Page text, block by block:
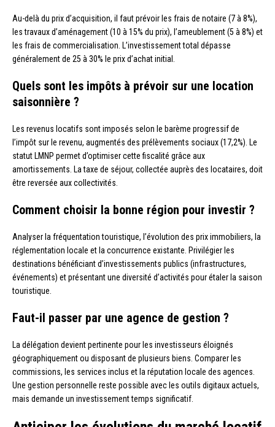
Au-delà du prix d’acquisition, il faut prévoir les frais de notaire (7 à 8%),
les travaux d’aménagement (10 à 15% du prix), l’ameublement (5 à 8%) et
les frais de commercialisation. L’investissement total dépasse
généralement de 25 à 30% le prix d’achat initial.
Quels sont les impôts à prévoir sur une location
saisonnière ?
Les revenus locatifs sont imposés selon le barème progressif de
l’impôt sur le revenu, augmentés des prélèvements sociaux (17,2%). Le
statut LMNP permet d’optimiser cette fiscalité grâce aux
amortissements. La taxe de séjour, collectée auprès des locataires, doit
être reversée aux collectivités.
Comment choisir la bonne région pour investir ?
Analyser la fréquentation touristique, l’évolution des prix immobiliers, la
réglementation locale et la concurrence existante. Privilégier les
destinations bénéficiant d’investissements publics (infrastructures,
événements) et présentant une diversité d’activités pour étaler la saison
touristique.
Faut-il passer par une agence de gestion ?
La délégation devient pertinente pour les investisseurs éloignés
géographiquement ou disposant de plusieurs biens. Comparer les
commissions, les services inclus et la réputation locale des agences.
Une gestion personnelle reste possible avec les outils digitaux actuels,
mais demande un investissement temps significatif.